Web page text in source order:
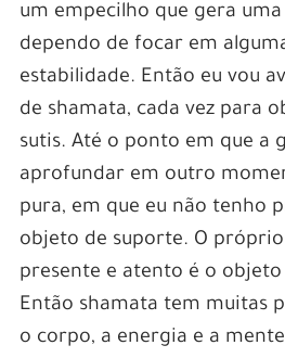
um empecilho que gera
dependo de focar em
estabilidade. Então eu vou
de shamata, cada vez para
sutis. Até o ponto em que a
aprofundar em outro
pura, em que eu não tenho
objeto de suporte. O
presente e atento é o
Então shamata tem muitas
o corpo, a energia e a